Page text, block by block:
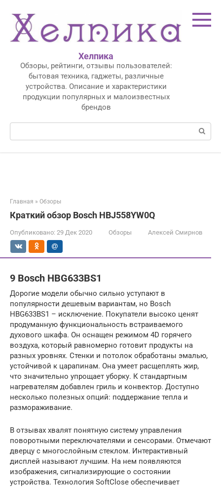
контенту
Хелпика
Обзоры, рейтинги, отзывы пользователей:
бытовая техника, гаджеты, различные
устройства. Описание и характеристики
продукции популярных и малоизвестных
брендов
Поиск:
Главная » Обзоры
Краткий обзор Bosch HBJ558YW0Q
Опубликовано: 29 Дек 2020 Обзоры Алексей Смирнов
9 Bosch HBG633BS1
Дорогие модели обычно сильно уступают в
популярности дешевым вариантам, но Bosch
HBG633BS1 – исключение. Покупатели высоко ценят
продуманную функциональность встраиваемого
духового шкафа. Он оснащен режимом 4D горячего
воздуха, который равномерно готовит продукты на
разных уровнях. Стенки и потолок обработаны эмалью,
устойчивой к царапинам. Она умеет расщеплять жир,
что значительно упрощает уборку. К стандартным
нагревателям добавлен гриль и конвектор. Доступно
несколько полезных опций: поддержание тепла и
размораживание.
В отзывах хвалят понятную систему управления
поворотными переключателями и сенсорами. Отмечают
дверцу с многослойным стеклом. Интерактивный
дисплей называют лучшим. На нем появляются
изображения, сигнализирующие о состоянии
устройства. Технология SoftClose обеспечивает